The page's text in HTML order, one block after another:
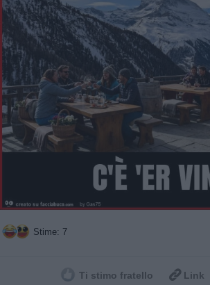
Stime: 7
Ti stimo fratello  Link